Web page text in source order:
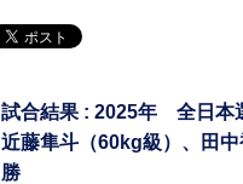
試合結果 : 2025年 全日本
近藤隼斗（60kg級）、田
勝